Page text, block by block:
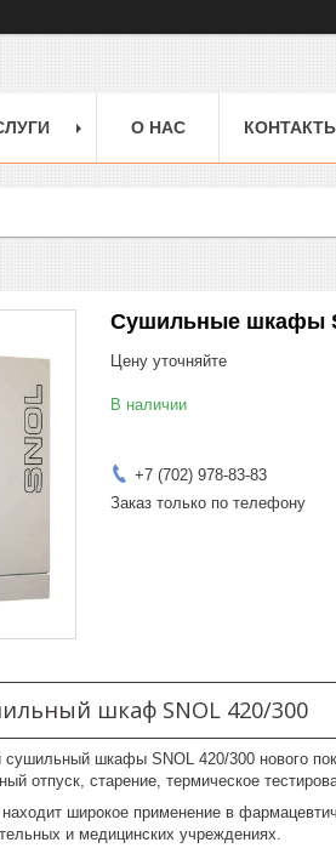
О НАС
Сушильные шкафы
Цену уточняйте
В наличии
+7 (702) 978-83-83
Заказ только по телефону
шкаф SNOL 420/300
шкафы SNOL 420/300 нового
отпуск, старение, термическое
широкое применение в
и медицинских учреждениях.